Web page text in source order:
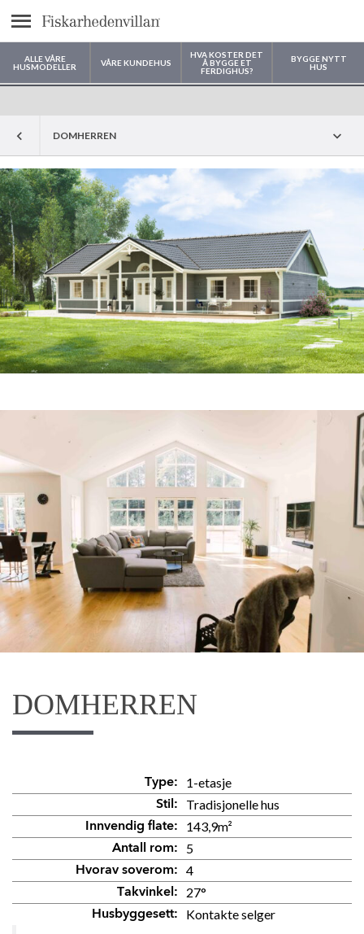
text.menu
ALLE VÅRE
HUSMODELLER
VÅRE KUNDEHUS
HVA KOSTER DET
Å BYGGE ET
FERDIGHUS?
BYGGE NYTT
HUS
Hvor vil du bygge huset ditt?
DOMHERREN
DOMHERREN
Type: 1-etasje
Stil: Tradisjonelle hus
Innvendig flate: 143,9m²
Antall rom: 5
Hvorav soverom: 4
Takvinkel: 27°
Husbyggesett: Kontakte selger